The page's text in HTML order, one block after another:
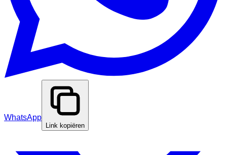
WhatsApp
Link kopiëren